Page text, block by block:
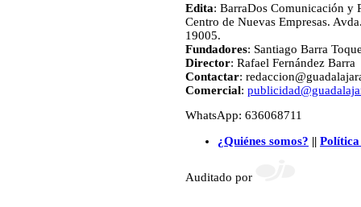
Edita: BarraDos Comunicación y
Centro de Nuevas Empresas.
19005.
Fundadores: Santiago Barra
Director: Rafael Fernández Barra
Contactar:
Comercial:
WhatsApp: 636068711
¿Quiénes somos? || Política
Auditado por